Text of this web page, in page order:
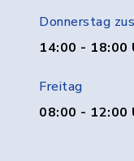
Donnerstag
14:00 - 18:00
Freitag
08:00 - 12:00